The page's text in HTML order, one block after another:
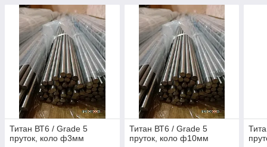
Титан ВТ6 / Grade 5
пруток, коло ф3мм
Титан ВТ6 / Grade 5
пруток, коло ф10мм